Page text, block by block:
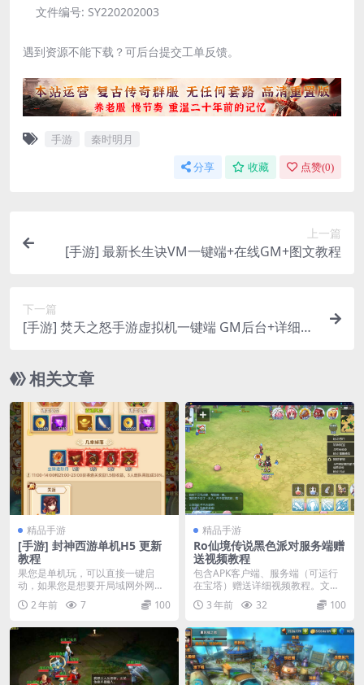
文件编号: SY220202003
遇到资源不能下载？可后台提交工单反馈。
手游 秦时明月
分享 收藏 点赞(0)
上一篇
[手游] 最新长生诀VM一键端+在线GM+图文教程
下一篇
[手游] 焚天之怒手游虚拟机一键端 GM后台+详细教
相关文章
精品手游
[手游] 封神西游单机H5 更新
教程
果您是单机玩，可以直接一键启
动，如果您是想要开局域网外网，
可以查看压缩包里面详...
2 年前 7 100
精品手游
Ro仙境传说黑色派对服务端赠
送视频教程
包含APK客户端、服务端（可运行
在宝塔）赠送详细视频教程。文件
编号：SY2304...
3 年前 32 100